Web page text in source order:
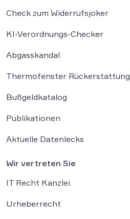
Check zum Widerrufsjoker
KI-Verordnungs-Checker
Abgasskandal
Thermofenster Rückerstattung
Bußgeldkatalog
Publikationen
Aktuelle Datenlecks
Wir vertreten Sie
IT Recht Kanzlei
Urheberrecht